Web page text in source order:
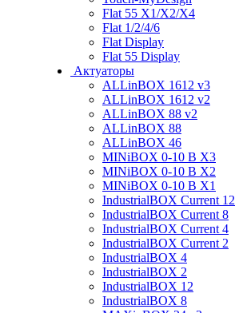
Flat 55 X1/X2/X4
Flat 1/2/4/6
Flat Display
Flat 55 Display
Актуаторы
ALLinBOX 1612 v3
ALLinBOX 1612 v2
ALLinBOX 88 v2
ALLinBOX 88
ALLinBOX 46
MINiBOX 0-10 В X3
MINiBOX 0-10 В X2
MINiBOX 0-10 В X1
IndustrialBOX Current 12
IndustrialBOX Current 8
IndustrialBOX Current 4
IndustrialBOX Current 2
IndustrialBOX 4
IndustrialBOX 2
IndustrialBOX 12
IndustrialBOX 8